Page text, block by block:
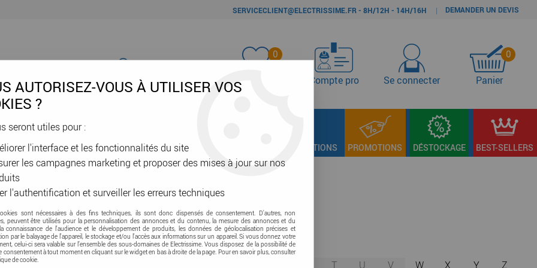
SERVICECLIENT@ELECTRISSIME.FR - 8H/12H - 14H/16H | DEMANDER UN DEVIS
0
Favoris Compte pro Se connecter
0
Panier
& GAINES DOMOTIQUE & VE SÉCURITÉ & RÉSEAU OUTILLAGE & FIXATIONS PROMOTIONS DÉSTOCKAGE BEST-SELLERS
I T U V W X Y
Z
AUTORISEZ-VOUS À UTILISER VOS
?
seront utiles pour :
l'interface et les fonctionnalités du site
les campagnes marketing et proposer des mises à jour sur nos
l'authentification et surveiller les erreurs techniques
sont nécessaires à des fins techniques, ils sont donc dispensés de consentement. D'autres, non
peuvent être utilisés pour la personnalisation des annonces et du contenu, la mesure des annonces et du
connaissance de l'audience et le développement de produits, les données de géolocalisation précises et
par le balayage de l'appareil, le stockage et/ou l'accès aux informations sur un appareil. Si vous donnez votre
celui-ci sera valable sur l’ensemble des sous-domaines de Electrissime. Vous disposez de la possibilité de
consentement à tout moment en cliquant sur le widget en bas à droite de la page. Pour en savoir plus, consulter
de cookie.